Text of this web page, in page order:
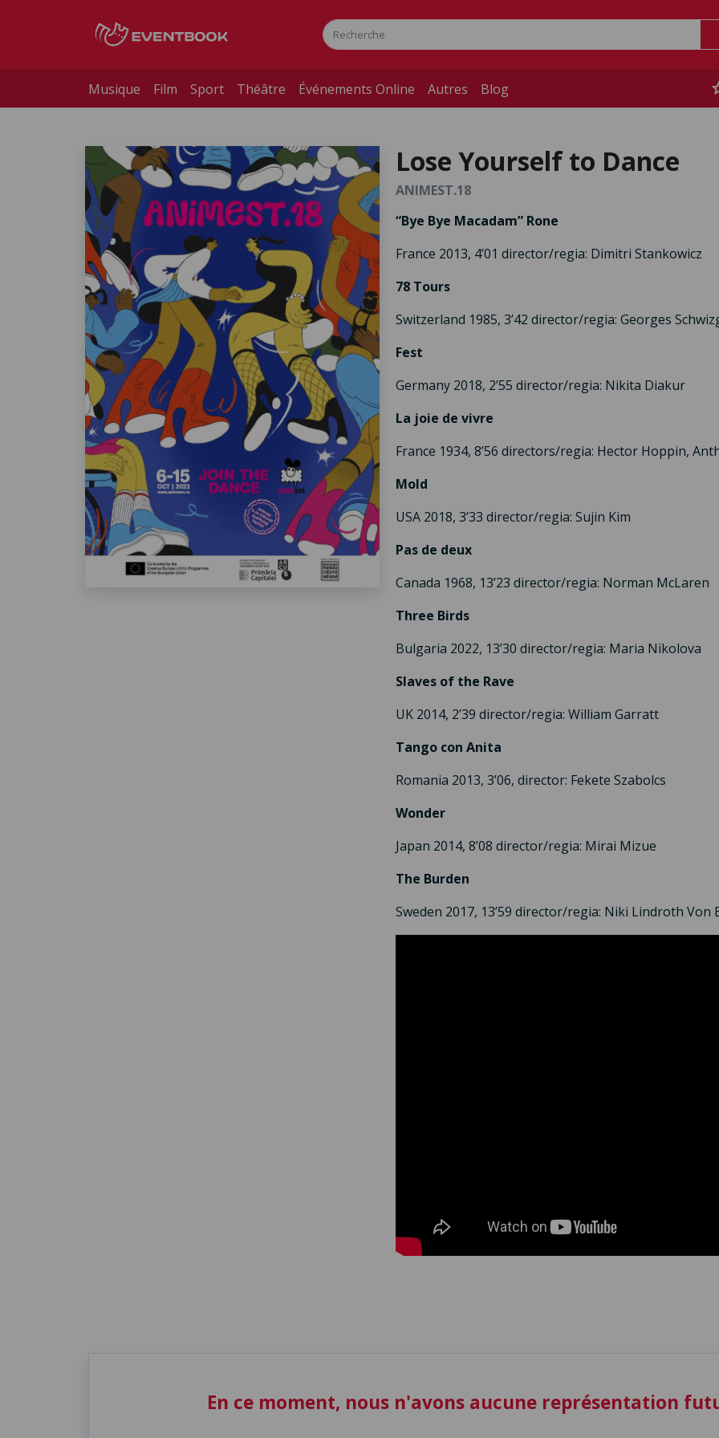
Musique Film Sport Théâtre Événements Online Autres Blog
Lose Yourself to Dance
ANIMEST.18
“Bye Bye Macadam” Rone
France 2013, 4’01 director/regia: Dimitri Stankowicz
78 Tours
Switzerland 1985, 3’42 director/regia: Georges
Fest
Germany 2018, 2’55 director/regia: Nikita Diakur
La joie de vivre
France 1934, 8’56 directors/regia: Hector Hoppin,
Mold
USA 2018, 3’33 director/regia: Sujin Kim
Pas de deux
Canada 1968, 13’23 director/regia: Norman McLaren
Three Birds
Bulgaria 2022, 13’30 director/regia: Maria Nikolova
Slaves of the Rave
UK 2014, 2’39 director/regia: William Garratt
Tango con Anita
Romania 2013, 3’06, director: Fekete Szabolcs
Wonder
Japan 2014, 8’08 director/regia: Mirai Mizue
The Burden
Sweden 2017, 13’59 director/regia: Niki Lindroth Von
En ce moment, nous n'avons aucune représentation